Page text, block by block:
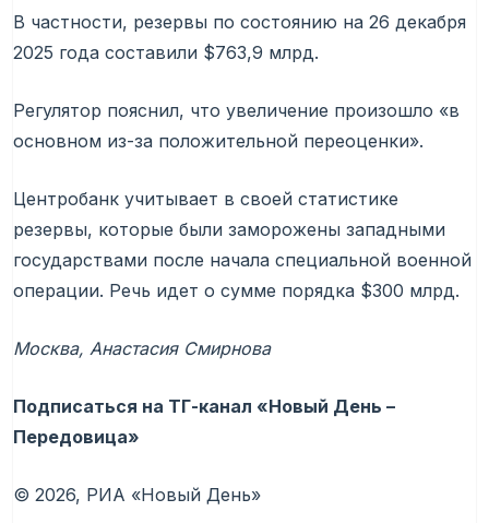
В частности, резервы по состоянию на 26 декабря
2025 года составили $763,9 млрд.
Регулятор пояснил, что увеличение произошло «в
основном из-за положительной переоценки».
Центробанк учитывает в своей статистике
резервы, которые были заморожены западными
государствами после начала специальной военной
операции. Речь идет о сумме порядка $300 млрд.
Москва, Анастасия Смирнова
Подписаться на ТГ-канал «Новый День –
Передовица»
© 2026, РИА «Новый День»